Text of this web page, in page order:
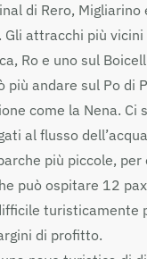
di Rero, Migliarino
Gli attracchi più vicini
Ro e uno sul
più andare sul Po di
come la Nena. Ci
al flusso
più piccole, per
può ospitare 12
turisticamente
di profitto.